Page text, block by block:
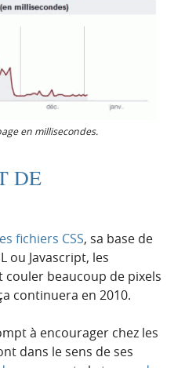
en millisecondes.
DE
fichiers CSS, sa base de
ou Javascript, les
couler beaucoup de pixels
continuera en 2010.
à encourager chez les
dans le sens de ses